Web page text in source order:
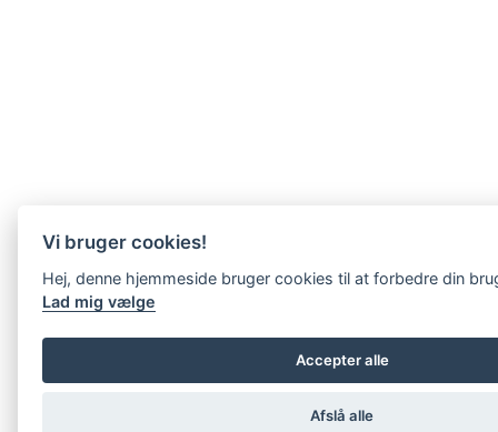
Vi bruger cookies!
Hej, denne hjemmeside bruger cookies til at forbedre din
Lad mig vælge
Accepter alle
Afslå alle